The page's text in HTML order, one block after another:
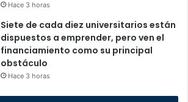
Hace 3 horas
Siete de cada diez universitarios están
dispuestos a emprender, pero ven el
financiamiento como su principal
obstáculo
Hace 3 horas